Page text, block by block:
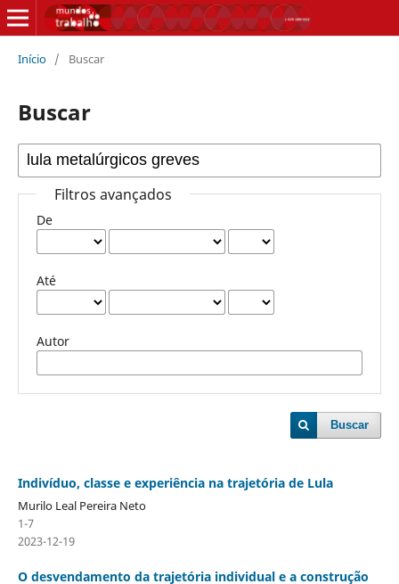
Início / Buscar
Buscar
Filtros avançados
De
Até
Autor
Buscar
Indivíduo, classe e experiência na trajetória de Lula
Murilo Leal Pereira Neto
1-7
2023-12-19
O desvendamento da trajetória individual e a construção